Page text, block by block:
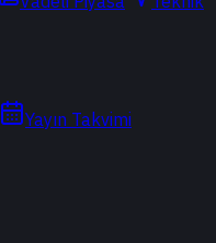
Yayın Takvimi